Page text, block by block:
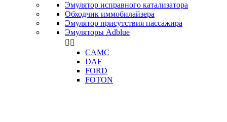
Эмулятор исправного катализатора
Обходчик иммобилайзера
Эмулятор присутствия пассажира
Эмуляторы Adblue
 
CAMC
DAF
FORD
FOTON